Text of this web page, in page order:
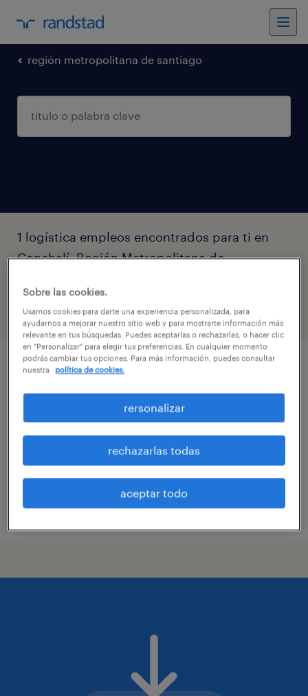
región metropolitana de santiago
1 logística empleos encontrados para ti en
Conchalí, Región Metropolitana de
filtro 2
operario de bodega - quilicura (minería e
industrial)
quilicura, región metropolitana de santiago
$600.000 - $601.000 por mes
publicado el 15 julio 2026
Sobre las cookies.
Usamos cookies para darte una experiencia personalizada, para
ayudarnos a mejorar nuestro sitio web y para mostrarte información más
relevante en tus búsquedas. Puedes aceptarlas o rechazarlas, o hacer clic
en "Personalizar" para elegir tus preferencias. En cualquier momento
podrás cambiar tus opciones. Para más información, puedes consultar
nuestra
política de cookies.
rersonalizar
rechazarlas todas
aceptar todo